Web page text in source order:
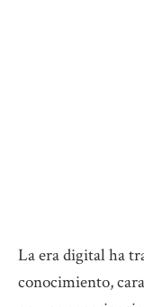
La era digital ha
conocimiento,